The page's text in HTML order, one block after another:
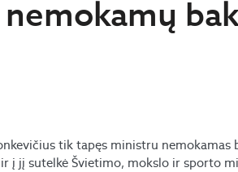
tik tapęs ministru
į jį sutelkė Švietimo, mokslo ir sporto